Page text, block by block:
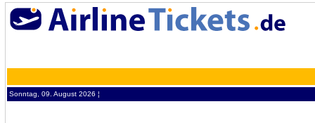
Sonntag, 09. August 2026 ¦